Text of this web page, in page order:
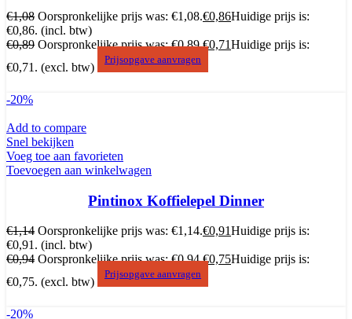
€1,08 Oorspronkelijke prijs was: €1,08.€0,86Huidige prijs is:
€0,86. (incl. btw)
€0,89 Oorspronkelijke prijs was: €0,89.€0,71Huidige prijs is:
€0,71. (excl. btw)
Prijsopgave aanvragen
-20%
Add to compare
Snel bekijken
Voeg toe aan favorieten
Toevoegen aan winkelwagen
Pintinox Koffielepel Dinner
€1,14 Oorspronkelijke prijs was: €1,14.€0,91Huidige prijs is:
€0,91. (incl. btw)
€0,94 Oorspronkelijke prijs was: €0,94.€0,75Huidige prijs is:
€0,75. (excl. btw)
Prijsopgave aanvragen
-20%